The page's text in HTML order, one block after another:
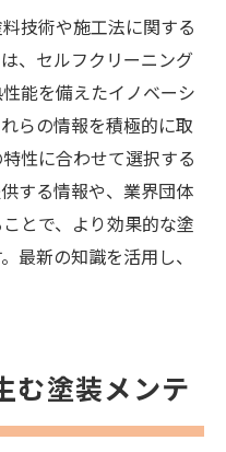
技術や施工法に関する
、セルフクリーニング
能を備えたイノベーシ
らの情報を積極的に取
性に合わせて選択する
する情報や、業界団体
とで、より効果的な塗
最新の知識を活用し、
む塗装メンテ